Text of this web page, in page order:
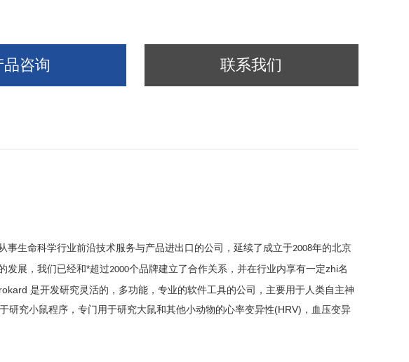
品咨询 联系我们
事生命科学行业前沿技术服务与产品进出口的公司，延续了成立于2008年的北京
发展，我们已经和*超过2000个品牌建立了合作关系，并在行业内享有一定zhi名
是开发研究灵活的，多功能，专业的软件工具的公司，主要用于人类自主神
研究小鼠程序，专门用于研究大鼠和其他小动物的心率变异性(HRV)，血压变异